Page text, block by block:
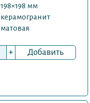
198×198 мм
керамогранит
матовая
+ Добавить